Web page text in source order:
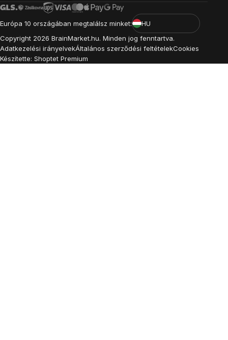
Európa 10 országában megtalálsz minket:
HU
Copyright 2026 BrainMarket.hu. Minden jog fenntartva.
Adatkezelési irányelvekÁltalános szerződési feltételekCookies
Készítette: Shoptet Premium